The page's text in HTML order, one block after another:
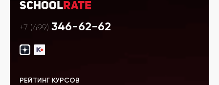
SchoolRate
+7 (499) 346-62-62
РЕЙТИНГ КУРСОВ